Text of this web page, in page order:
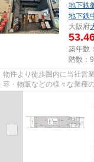
地下鉄
地下鉄
大阪府
築年数
階数：
物件より徒歩圏内に当社営
容・物販などの様々な業種
尚、弊社ではおとり広告は